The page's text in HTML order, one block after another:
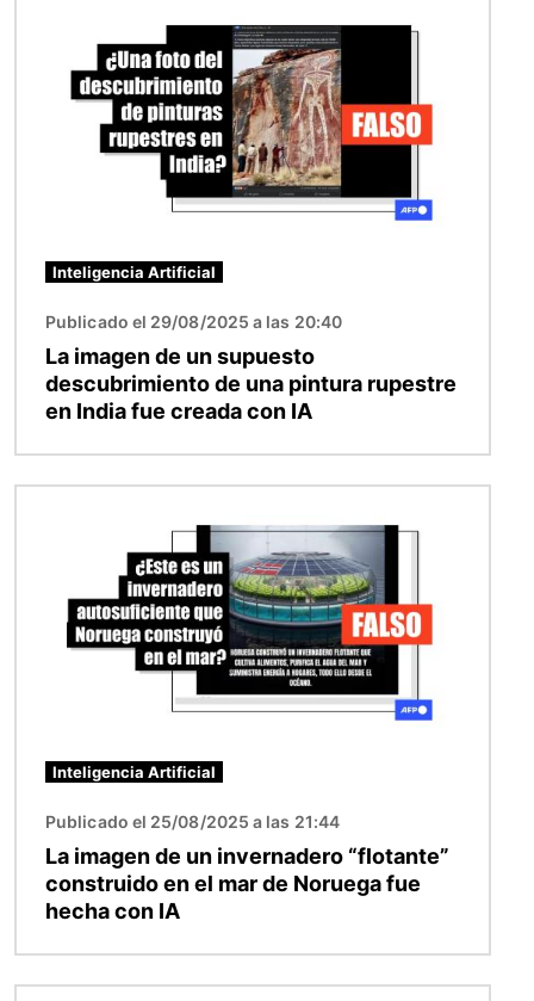
Inteligencia Artificial
Publicado el 29/08/2025 a las 20:40
La imagen de un supuesto
descubrimiento de una pintura rupestre
en India fue creada con IA
Inteligencia Artificial
Publicado el 25/08/2025 a las 21:44
La imagen de un invernadero “flotante”
construido en el mar de Noruega fue
hecha con IA